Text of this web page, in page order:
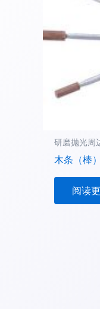
研磨抛光周
木条（棒
阅读